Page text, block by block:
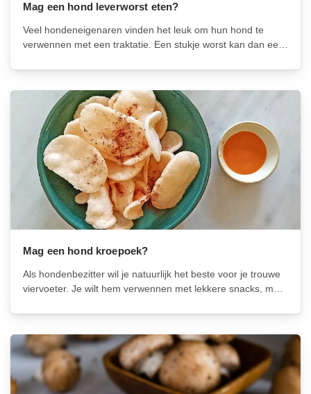
Mag een hond leverworst eten?
Veel hondeneigenaren vinden het leuk om hun hond te
verwennen met een traktatie. Een stukje worst kan dan een
Is dit veilig voor je trouwe viervoeter om te eten?...
Mag een hond kroepoek?
Als hondenbezitter wil je natuurlijk het beste voor je trouwe
viervoeter. Je wilt hem verwennen met lekkere snacks, maar
veilig zijn voor honden. In dit artikel zullen we onderzoeken
of...